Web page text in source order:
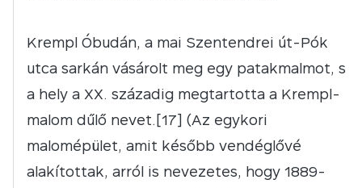
Krempl Óbudán, a mai Szentendrei út-Pók
utca sarkán vásárolt meg egy patakmalmot, s
a hely a XX. századig megtartotta a Krempl-
malom dűlő nevet.[17] (Az egykori
malomépület, amit később vendéglővé
alakítottak, arról is nevezetes, hogy 1889-